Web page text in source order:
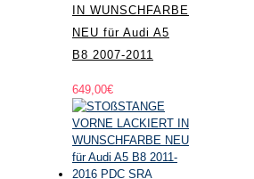
IN WUNSCHFARBE
NEU für Audi A5
B8 2007-2011
649,00€